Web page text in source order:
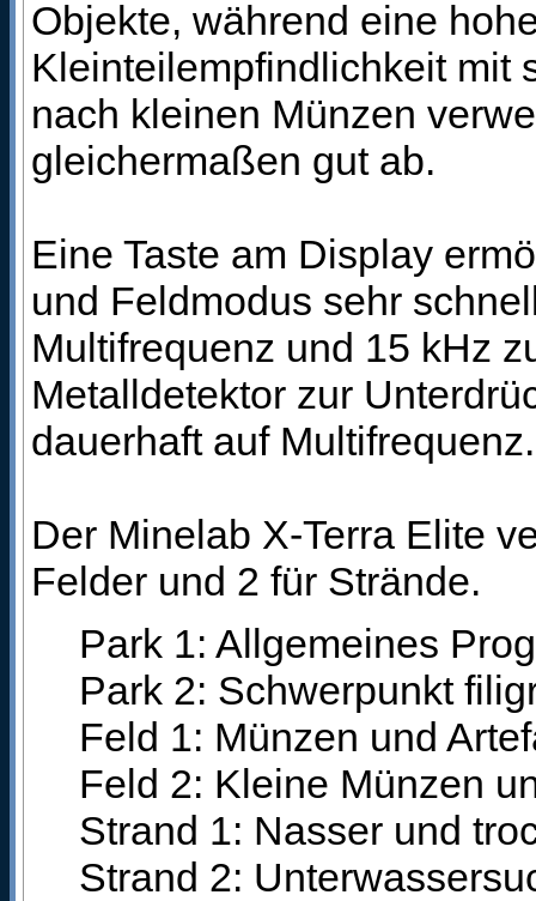
Objekte, während eine
Kleinteilempfindlichkeit mit
nach kleinen Münzen
gleichermaßen gut ab.
Eine Taste am Display
und Feldmodus sehr
Multifrequenz und 15 kHz
Metalldetektor zur
dauerhaft auf Multifrequenz.
Der Minelab X-Terra Elite
Felder und 2 für Strände.
Park 1: Allgemeines
Park 2: Schwerpunkt
Feld 1: Münzen und
Feld 2: Kleine Münzen
Strand 1: Nasser und
Strand 2: